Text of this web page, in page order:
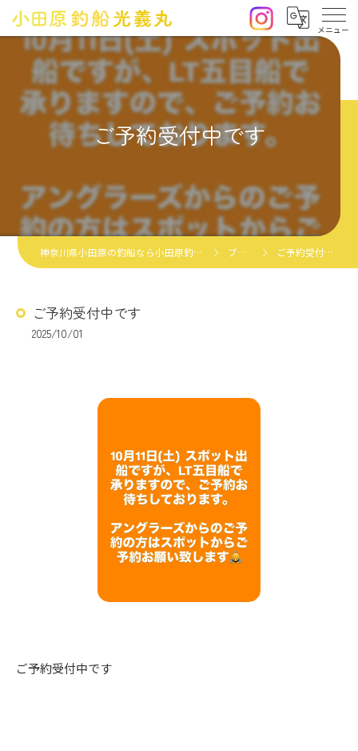
ご予約受付中です
神奈川県小田原の釣船なら小田原釣船光義丸 ブログ ご予約受付中です
ご予約受付中です
2025/10/01
ご予約受付中です